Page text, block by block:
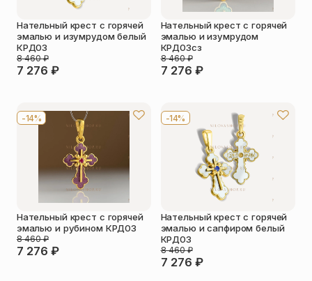
Нательный крест с горячей
эмалью и изумрудом белый
КРД03
7 276 ₽
8 460₽
Нательный крест с горячей
эмалью и изумрудом
КРД03сз
7 276 ₽
8 460₽
-14%
Нательный крест с горячей
эмалью и рубином КРД03
7 276 ₽
8 460₽
-14%
Нательный крест с горячей
эмалью и сапфиром белый
КРД03
7 276 ₽
8 460₽